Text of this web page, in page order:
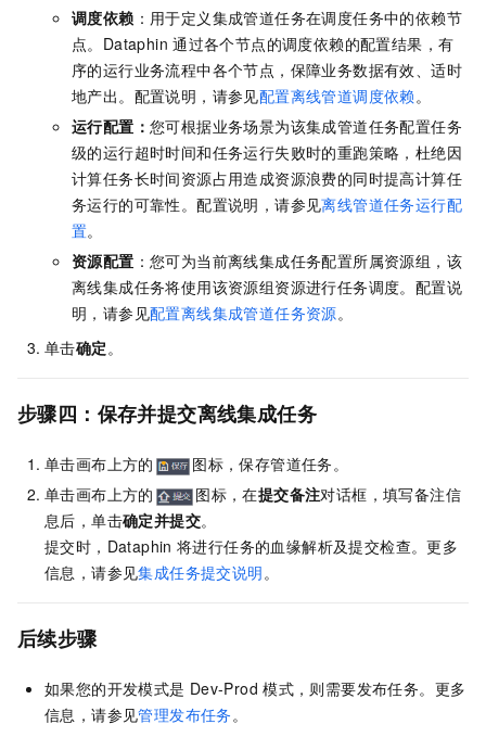
调度依赖 ：用于定义集成管道任务在调度任务中的依赖节
点。Dataphin 通过各个节点的调度依赖的配置结果，有
序的运行业务流程中各个节点，保障业务数据有效、适时
地产出。配置说明，请参见配置离线管道调度依赖。
运行配置： 您可根据业务场景为该集成管道任务配置任务
级的运行超时时间和任务运行失败时的重跑策略，杜绝因
计算任务长时间资源占用造成资源浪费的同时提高计算任
务运行的可靠性。配置说明，请参见离线管道任务运行配
置。
资源配置 ：您可为当前离线集成任务配置所属资源组，该
离线集成任务将使用该资源组资源进行任务调度。配置说
明，请参见配置离线集成管道任务资源。
单击确定。
步骤四：保存并提交离线集成任务
单击画布上方的
图标，保存管道任务。
单击画布上方的
图标，在提交备注对话框，填写备注信
息后，单击确定并提交。
提交时，Dataphin 将进行任务的血缘解析及提交检查。更多
信息，请参见集成任务提交说明。
后续步骤
如果您的开发模式是 Dev-Prod 模式，则需要发布任务。更多
信息，请参见管理发布任务。